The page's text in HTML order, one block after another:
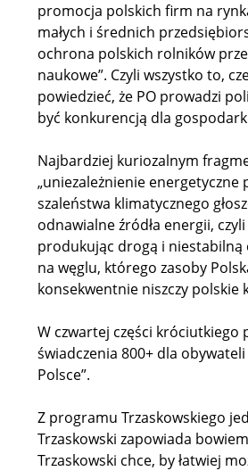
promocja polskich firm na
małych i średnich
ochrona polskich rolników
naukowe”. Czyli wszystko to,
powiedzieć, że PO prowadzi
być konkurencją dla
Najbardziej kuriozalnym
„uniezależnienie energetyczne
szaleństwa klimatycznego
odnawialne źródła energii,
produkując drogą i niestabilną
na węglu, którego zasoby
konsekwentnie niszczy
W czwartej części króciutkiego
świadczenia 800+ dla
Polsce”.
Z programu Trzaskowskiego
Trzaskowski zapowiada
Trzaskowski chce, by łatwiej